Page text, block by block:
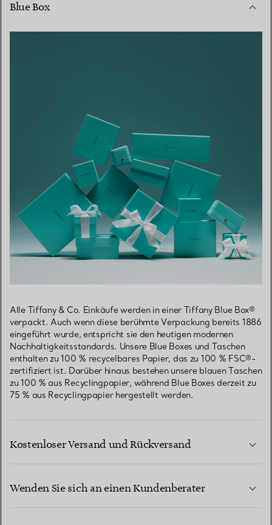
Blue Box
Alle Tiffany & Co. Einkäufe werden in einer Tiffany Blue Box®
verpackt. Auch wenn diese berühmte Verpackung bereits 1886
eingeführt wurde, entspricht sie den heutigen modernen
Nachhaltigkeitsstandards. Unsere Blue Boxes und Taschen
enthalten zu 100 % recycelbares Papier, das zu 100 % FSC®-
zertifiziert ist. Darüber hinaus bestehen unsere blauen Taschen
zu 100 % aus Recyclingpapier, während Blue Boxes derzeit zu
75 % aus Recyclingpapier hergestellt werden.
Kostenloser Versand und Rückversand
Wenden Sie sich an einen Kundenberater